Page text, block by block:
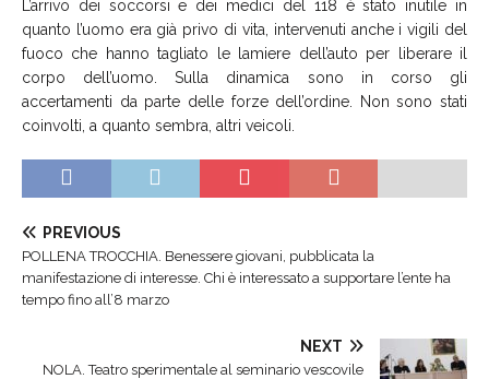
L’arrivo dei soccorsi e dei medici del 118 è stato inutile in
quanto l’uomo era già privo di vita, intervenuti anche i vigili del
fuoco che hanno tagliato le lamiere dell’auto per liberare il
corpo dell’uomo. Sulla dinamica sono in corso gli
accertamenti da parte delle forze dell’ordine. Non sono stati
coinvolti, a quanto sembra, altri veicoli.
PREVIOUS
POLLENA TROCCHIA. Benessere giovani, pubblicata la
manifestazione di interesse. Chi è interessato a supportare l’ente ha
tempo fino all’8 marzo
NEXT
NOLA. Teatro sperimentale al seminario vescovile